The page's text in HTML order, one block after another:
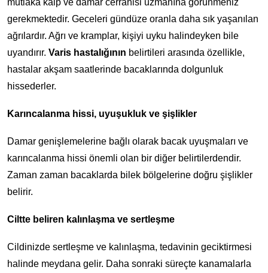
mutlaka kalp ve damar cerrahisi uzmanına görünmeniz
gerekmektedir. Geceleri gündüze oranla daha sık yaşanılan
ağrılardır. Ağrı ve kramplar, kişiyi uyku halindeyken bile
uyandırır. Varis hastalığının belirtileri arasında özellikle,
hastalar akşam saatlerinde bacaklarında dolgunluk
hissederler.
Karıncalanma hissi, uyuşukluk ve şişlikler
Damar genişlemelerine bağlı olarak bacak uyuşmaları ve
karıncalanma hissi önemli olan bir diğer belirtilerdendir.
Zaman zaman bacaklarda bilek bölgelerine doğru şişlikler
belirir.
Ciltte beliren kalınlaşma ve sertleşme
Cildinizde sertleşme ve kalınlaşma, tedavinin geciktirmesi
halinde meydana gelir. Daha sonraki süreçte kanamalarla